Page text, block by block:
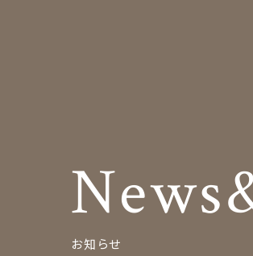
News&Blog
Recruit 採用情報
お知らせ